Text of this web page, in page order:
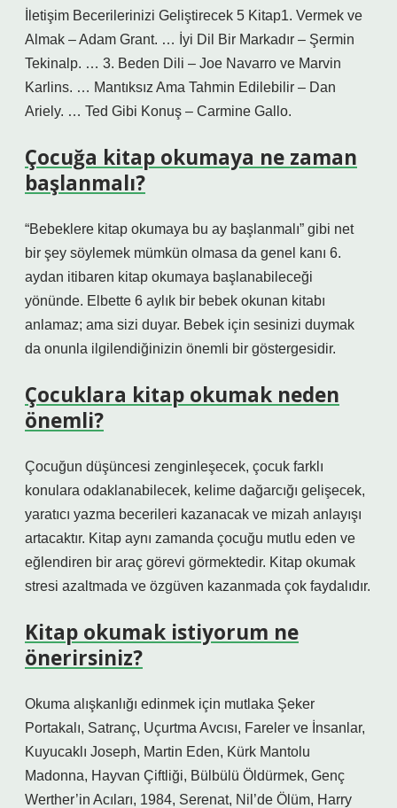
İletişim Becerilerinizi Geliştirecek 5 Kitap1. Vermek ve
Almak – Adam Grant. … İyi Dil Bir Markadır – Şermin
Tekinalp. … 3. Beden Dili – Joe Navarro ve Marvin
Karlins. … Mantıksız Ama Tahmin Edilebilir – Dan
Ariely. … Ted Gibi Konuş – Carmine Gallo.
Çocuğa kitap okumaya ne zaman
başlanmalı?
“Bebeklere kitap okumaya bu ay başlanmalı” gibi net
bir şey söylemek mümkün olmasa da genel kanı 6.
aydan itibaren kitap okumaya başlanabileceği
yönünde. Elbette 6 aylık bir bebek okunan kitabı
anlamaz; ama sizi duyar. Bebek için sesinizi duymak
da onunla ilgilendiğinizin önemli bir göstergesidir.
Çocuklara kitap okumak neden
önemli?
Çocuğun düşüncesi zenginleşecek, çocuk farklı
konulara odaklanabilecek, kelime dağarcığı gelişecek,
yaratıcı yazma becerileri kazanacak ve mizah anlayışı
artacaktır. Kitap aynı zamanda çocuğu mutlu eden ve
eğlendiren bir araç görevi görmektedir. Kitap okumak
stresi azaltmada ve özgüven kazanmada çok faydalıdır.
Kitap okumak istiyorum ne
önerirsiniz?
Okuma alışkanlığı edinmek için mutlaka Şeker
Portakalı, Satranç, Uçurtma Avcısı, Fareler ve İnsanlar,
Kuyucaklı Joseph, Martin Eden, Kürk Mantolu
Madonna, Hayvan Çiftliği, Bülbülü Öldürmek, Genç
Werther’in Acıları, 1984, Serenat, Nil’de Ölüm, Harry